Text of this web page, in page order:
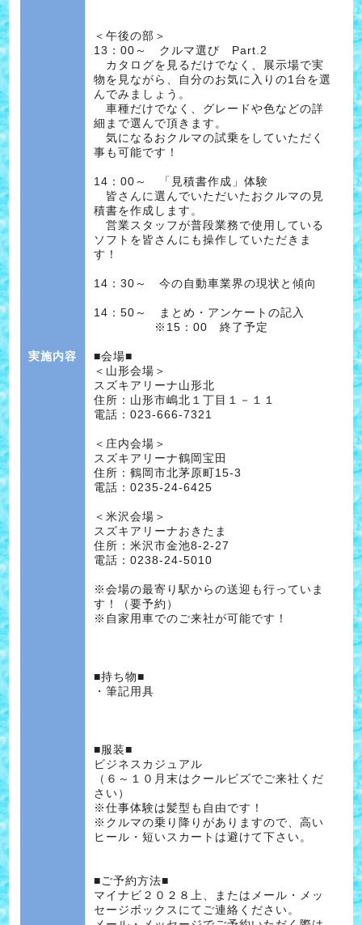
実施内容
＜午後の部＞
13：00～ クルマ選び Part.2
カタログを見るだけでなく、展示場で実
物を見ながら、自分のお気に入りの1台を選
んでみましょう。
車種だけでなく、グレードや色などの詳
細まで選んで頂きます。
気になるおクルマの試乗をしていただく
事も可能です！
14：00～ 「見積書作成」体験
皆さんに選んでいただいたおクルマの見
積書を作成します。
営業スタッフが普段業務で使用している
ソフトを皆さんにも操作していただきま
す！
14：30～ 今の自動車業界の現状と傾向
14：50～ まとめ・アンケートの記入
※15：00 終了予定
■会場■
＜山形会場＞
スズキアリーナ山形北
住所：山形市嶋北１丁目１－１１
電話：023-666-7321
＜庄内会場＞
スズキアリーナ鶴岡宝田
住所：鶴岡市北茅原町15-3
電話：0235-24-6425
＜米沢会場＞
スズキアリーナおきたま
住所：米沢市金池8-2-27
電話：0238-24-5010
※会場の最寄り駅からの送迎も行っていま
す！（要予約）
※自家用車でのご来社が可能です！
■持ち物■
・筆記用具
■服装■
ビジネスカジュアル
（６～１０月末はクールビズでご来社くだ
さい）
※仕事体験は髪型も自由です！
※クルマの乗り降りがありますので、高い
ヒール・短いスカートは避けて下さい。
■ご予約方法■
マイナビ２０２８上、またはメール・メッ
セージボックスにてご連絡ください。